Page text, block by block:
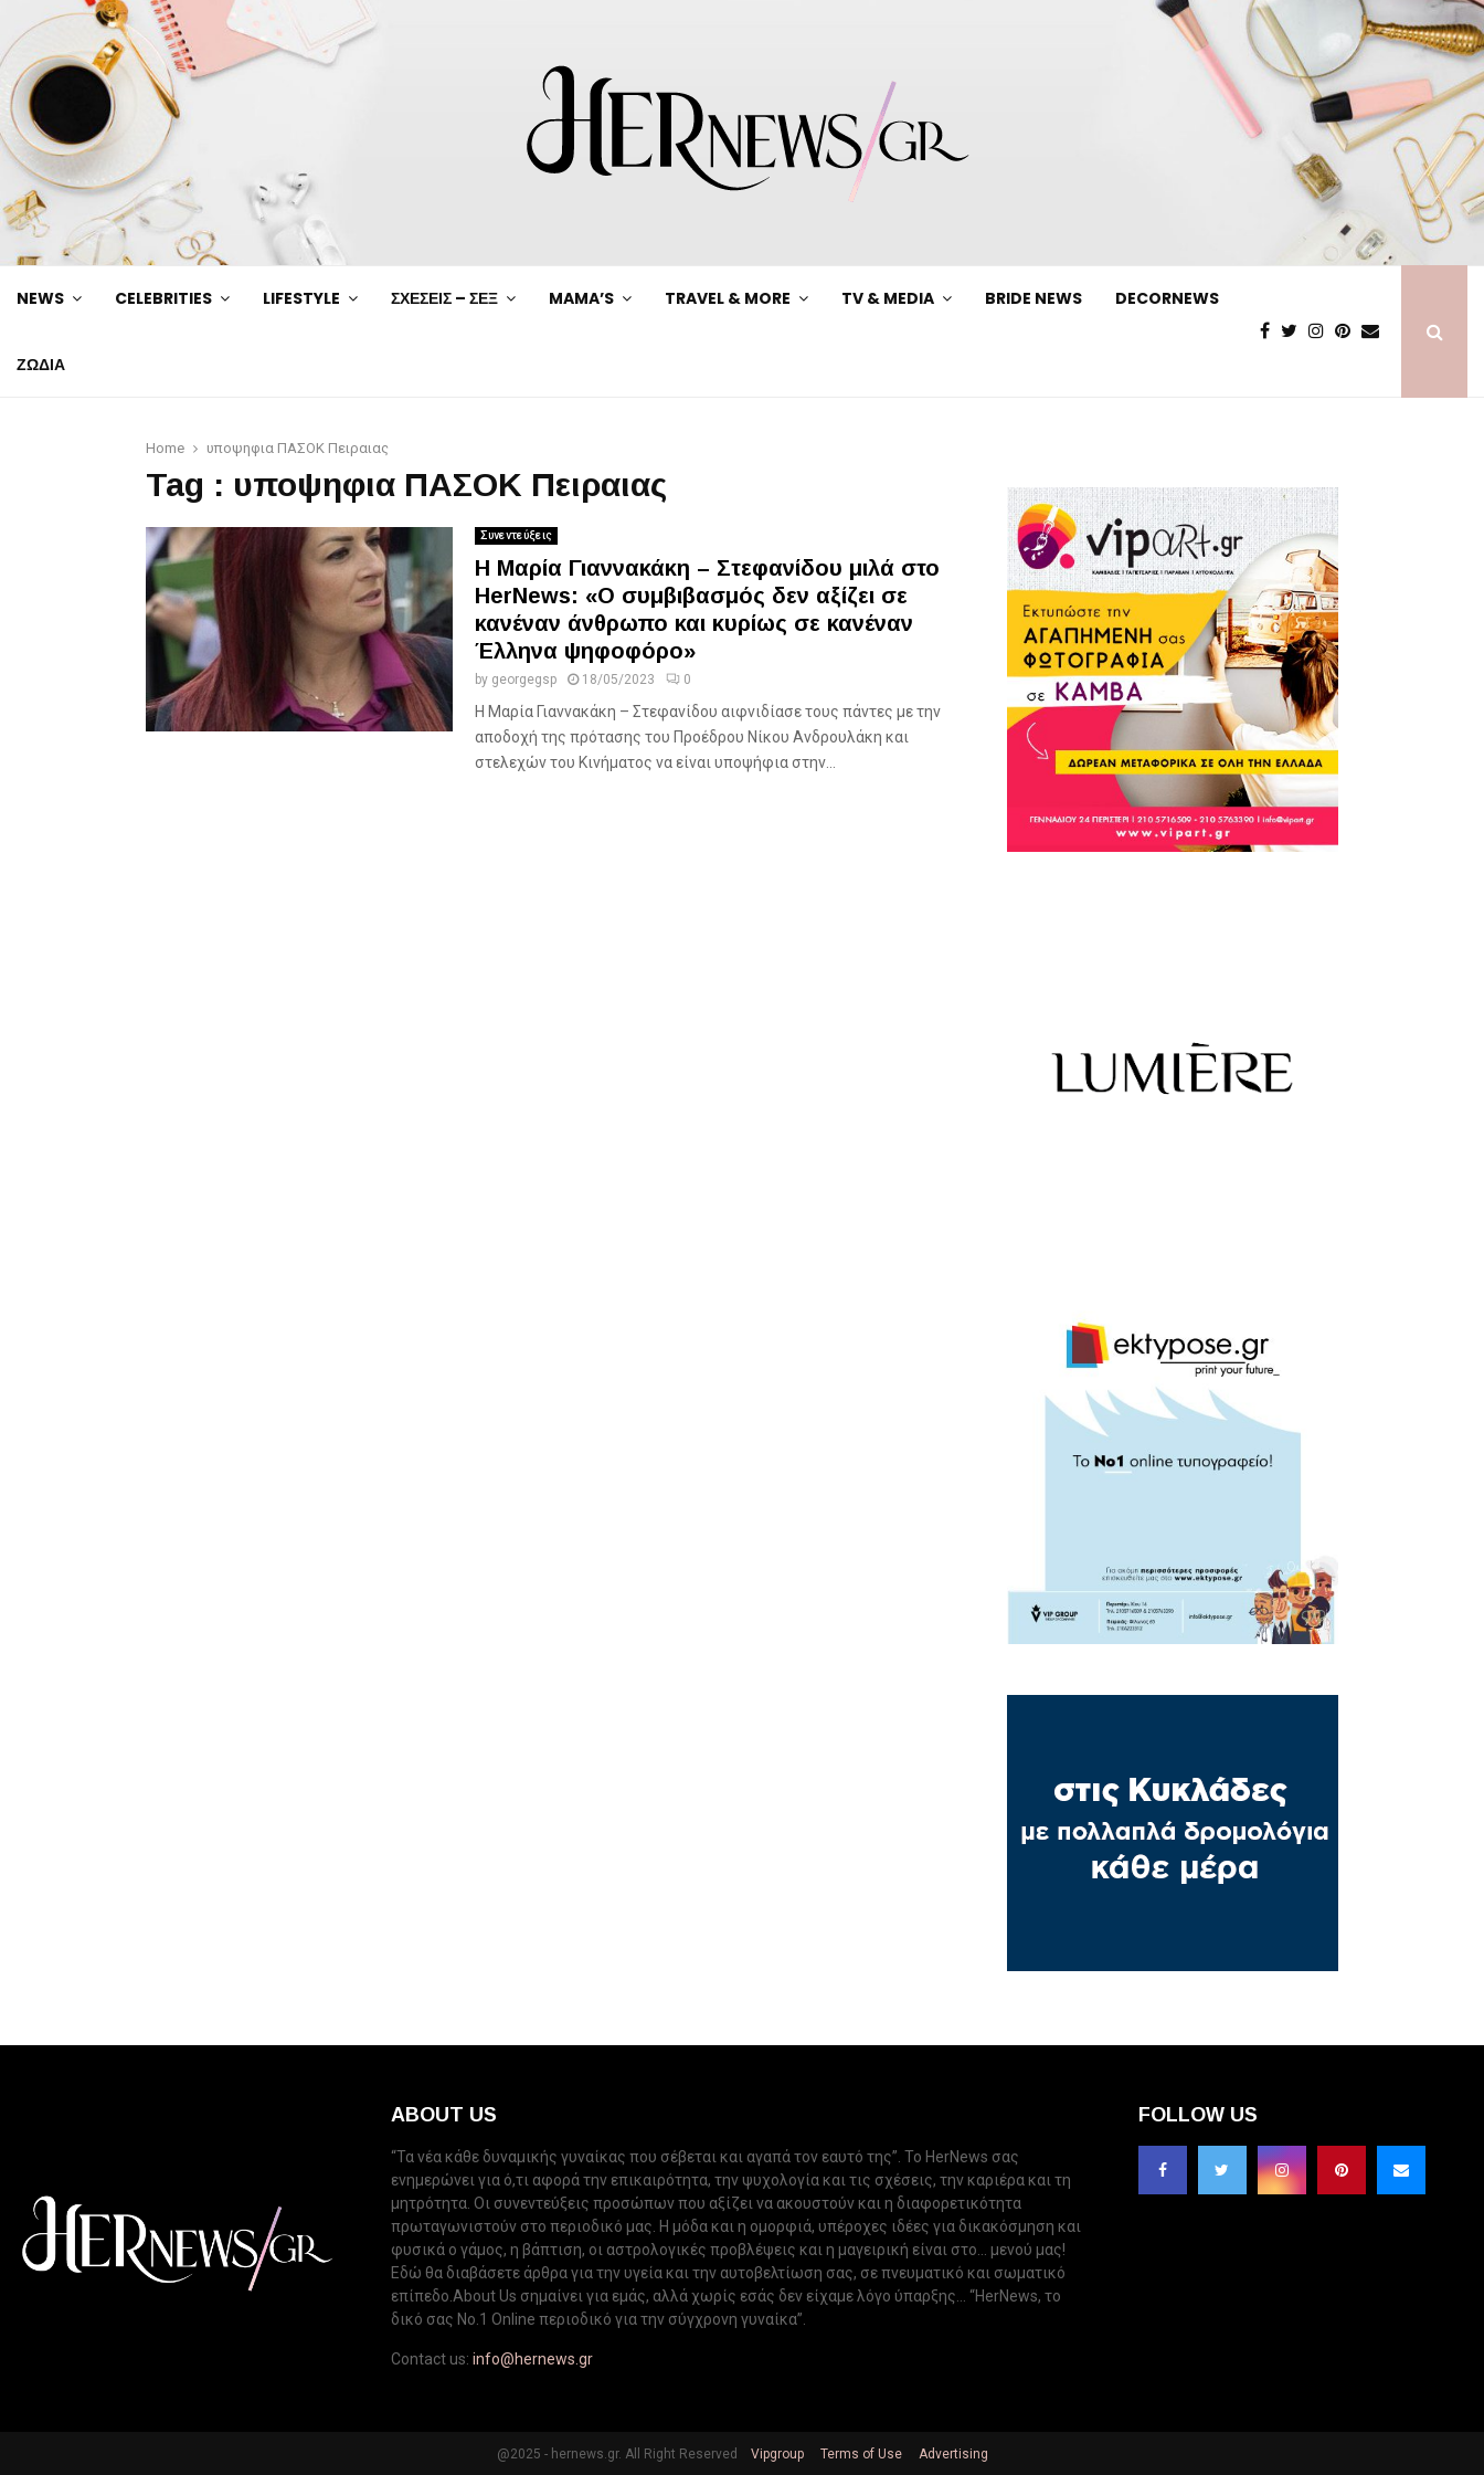
NEWS CELEBRITIES LIFESTYLE ΣΧΕΣΕΙΣ – ΣΕΞ MAMA’S TRAVEL & MORE TV & MEDIA BRIDE NEWS DECORNEWS
ΖΩΔΙΑ
Home υποψηφια ΠΑΣΟΚ Πειραιας
Tag : υποψηφια ΠΑΣΟΚ Πειραιας
Συνεντεύξεις
Η Μαρία Γιαννακάκη – Στεφανίδου μιλά στο
HerNews: «Ο συμβιβασμός δεν αξίζει σε
κανέναν άνθρωπο και κυρίως σε κανέναν
Έλληνα ψηφοφόρο»
by georgegsp 18/05/2023 0
Η Μαρία Γιαννακάκη – Στεφανίδου αιφνιδίασε τους πάντες με την
αποδοχή της πρότασης του Προέδρου Νίκου Ανδρουλάκη και
στελεχών του Κινήματος να είναι υποψήφια στην...
ABOUT US
“Τα νέα κάθε δυναμικής γυναίκας που σέβεται και αγαπά τον εαυτό της”. Το HerNews σας
ενημερώνει για ό,τι αφορά την επικαιρότητα, την ψυχολογία και τις σχέσεις, την καριέρα και τη
μητρότητα. Οι συνεντεύξεις προσώπων που αξίζει να ακουστούν και η διαφορετικότητα
πρωταγωνιστούν στο περιοδικό μας. Η μόδα και η ομορφιά, υπέροχες ιδέες για δικακόσμηση και
φυσικά ο γάμος, η βάπτιση, οι αστρολογικές προβλέψεις και η μαγειρική είναι στο... μενού μας!
Εδώ θα διαβάσετε άρθρα για την υγεία και την αυτοβελτίωση σας, σε πνευματικό και σωματικό
επίπεδο.About Us σημαίνει για εμάς, αλλά χωρίς εσάς δεν είχαμε λόγο ύπαρξης... “HerNews, το
δικό σας Νo.1 Online περιοδικό για την σύγχρονη γυναίκα”.
Contact us: info@hernews.gr
FOLLOW US
@2025 - hernews.gr. All Right Reserved Vipgroup Terms of Use Advertising